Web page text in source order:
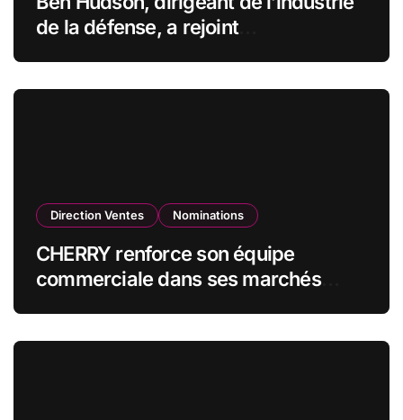
de la défense, a rejoint
Direction Ventes Nominations
CHERRY renforce son équipe
commerciale dans ses marchés